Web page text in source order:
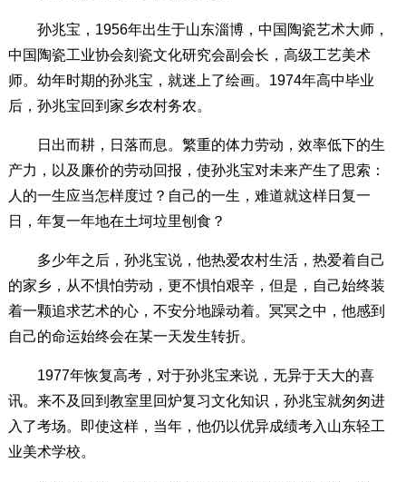
孙兆宝，1956年出生于山东淄博，中国陶瓷艺术大师，
中国陶瓷工业协会刻瓷文化研究会副会长，高级工艺美术
师。幼年时期的孙兆宝，就迷上了绘画。1974年高中毕业
后，孙兆宝回到家乡农村务农。
日出而耕，日落而息。繁重的体力劳动，效率低下的生
产力，以及廉价的劳动回报，使孙兆宝对未来产生了思索：
人的一生应当怎样度过？自己的一生，难道就这样日复一
日，年复一年地在土坷垃里刨食？
多少年之后，孙兆宝说，他热爱农村生活，热爱着自己
的家乡，从不惧怕劳动，更不惧怕艰辛，但是，自己始终装
着一颗追求艺术的心，不安分地躁动着。冥冥之中，他感到
自己的命运始终会在某一天发生转折。
1977年恢复高考，对于孙兆宝来说，无异于天大的喜
讯。来不及回到教室里回炉复习文化知识，孙兆宝就匆匆进
入了考场。即使这样，当年，他仍以优异成绩考入山东轻工
业美术学校。